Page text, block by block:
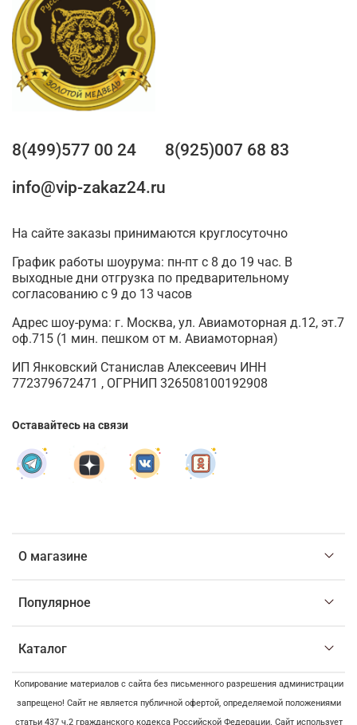
О магазине
Популярное
Каталог
8(499)577 00 24
8(925)007 68 83
info@vip-zakaz24.ru
На сайте заказы принимаются круглосуточно
График работы шоурума: пн-пт с 8 до 19 час. В
выходные дни отгрузка по предварительному
согласованию с 9 до 13 часов
Адрес шоу-рума: г. Москва, ул. Авиамоторная д.12, эт.7
оф.715 (1 мин. пешком от м. Авиамоторная)
ИП Янковский Станислав Алексеевич ИНН
772379672471 , ОГРНИП 326508100192908
Оставайтесь на связи
Копирование материалов с сайта без письменного разрешения администрации
запрещено! Сайт не является публичной офертой, определяемой положениями
статьи 437 ч.2 гражданского кодекса Российской Федерации. Сайт использует